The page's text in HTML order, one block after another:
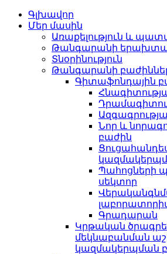
Գլխավոր
Մեր մասին
Առաքելություն և
Թանգարանի
Տնօրինություն
Թանգարանի
Գիտաֆոնդային
Նոր և
բաժին
Պահոցների
սեկտոր
Գրադարան
Կրթական
մեկնաբանման
կազմակերպման